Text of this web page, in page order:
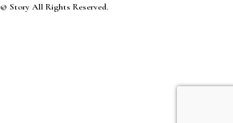
© Story All Rights Reserved.